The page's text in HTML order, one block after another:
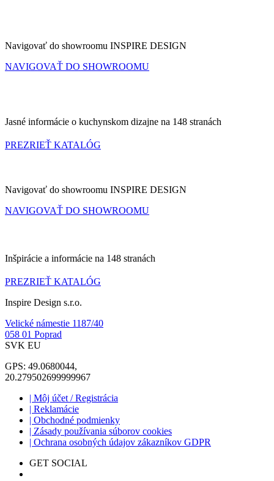
Navigovať do showroomu INSPIRE DESIGN
NAVIGOVAŤ DO SHOWROOMU
Jasné informácie o kuchynskom dizajne na 148 stranách
PREZRIEŤ KATALÓG
Navigovať do showroomu INSPIRE DESIGN
NAVIGOVAŤ DO SHOWROOMU
Inšpirácie a informácie na 148 stranách
PREZRIEŤ KATALÓG
Inspire Design s.r.o.
Velické námestie 1187/40
058 01 Poprad
SVK EU
GPS: 49.0680044,
20.279502699999967
| Môj účet / Registrácia
| Reklamácie
| Obchodné podmienky
| Zásady používania súborov cookies
| Ochrana osobných údajov zákazníkov GDPR
GET SOCIAL